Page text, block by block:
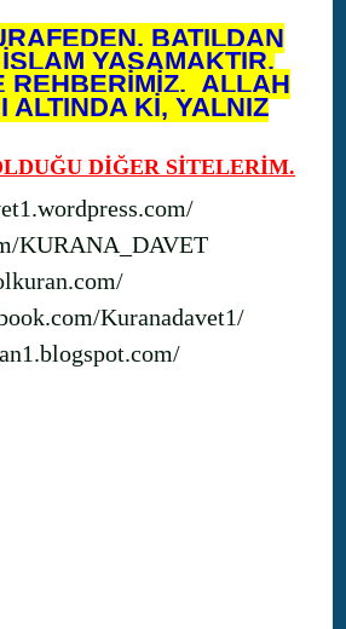
BATILDAN
YAŞAMAKTIR.
REHBERİMİZ, ALLAH
ALTINDA Kİ, YALNIZ
DİĞER SİTELERİM.
KURANA_DAVET
Kuranadavet1/